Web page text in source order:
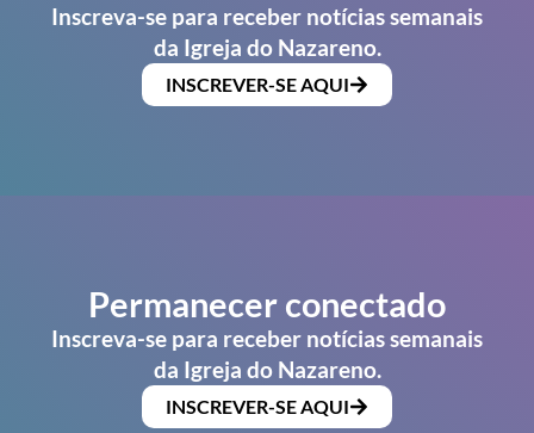
Inscreva-se para receber notícias semanais
da Igreja do Nazareno.
INSCREVER-SE AQUI
Permanecer conectado
Inscreva-se para receber notícias semanais
da Igreja do Nazareno.
INSCREVER-SE AQUI